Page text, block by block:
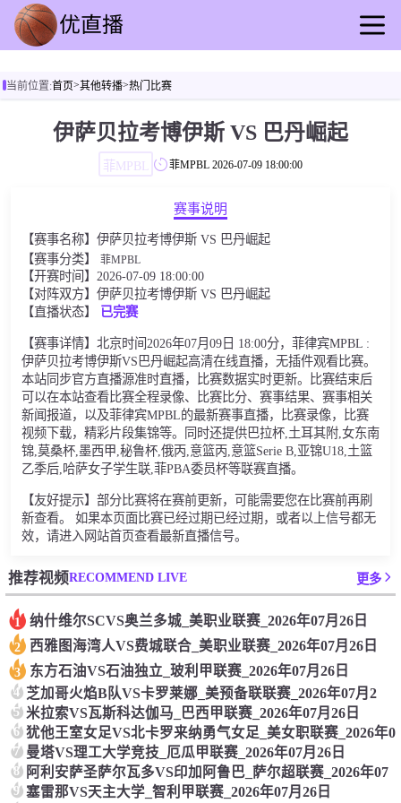
足球直播
篮球直播
足球录播
其他转播
当前位置:首页>其他转播>热门比赛
伊萨贝拉考博伊斯 VS 巴丹崛起
菲MPBL 菲MPBL 2026-07-09 18:00:00
赛事说明
【赛事名称】伊萨贝拉考博伊斯 VS 巴丹崛起
【赛事分类】 菲MPBL
【开赛时间】2026-07-09 18:00:00
【对阵双方】伊萨贝拉考博伊斯 VS 巴丹崛起
【直播状态】
已完赛
【赛事详情】北京时间2026年07月09日 18:00分，菲律宾MPBL :
伊萨贝拉考博伊斯VS巴丹崛起高清在线直播，无插件观看比赛。
本站同步官方直播源准时直播，比赛数据实时更新。比赛结束后
可以在本站查看比赛全程录像、比赛比分、赛事结果、赛事相关
新闻报道，以及菲律宾MPBL的最新赛事直播，比赛录像，比赛
视频下载，精彩片段集锦等。同时还提供巴拉杯,土耳其附,女东南
锦,莫桑杯,墨西甲,秘鲁杯,俄丙,意篮丙,意篮Serie B,亚锦U18,土篮
乙季后,哈萨女子学生联,菲PBA委员杯等联赛直播。
【友好提示】部分比赛将在赛前更新，可能需要您在比赛前再刷
新查看。 如果本页面比赛已经过期已经过期，或者以上信号都无
效，请进入网站首页查看最新直播信号。
推荐视频RECOMMEND LIVE 更多
1 纳什维尔SCVS奥兰多城_美职业联赛_2026年07月26日
2 西雅图海湾人VS费城联合_美职业联赛_2026年07月26日
3 东方石油VS石油独立_玻利甲联赛_2026年07月26日
4 芝加哥火焰B队VS卡罗莱娜_美预备联联赛_2026年07月2
5 米拉索VS瓦斯科达伽马_巴西甲联赛_2026年07月26日
6 犹他王室女足VS北卡罗来纳勇气女足_美女职联赛_2026年0
7 曼塔VS理工大学竞技_厄瓜甲联赛_2026年07月26日
8 阿利安萨圣萨尔瓦多VS印加阿鲁巴_萨尔超联赛_2026年07
9 塞雷那VS天主大学_智利甲联赛_2026年07月26日